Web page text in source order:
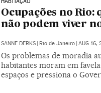
HABITAÇÃO
Ocupações no Rio:
não podem viver
SANNE DERKS | Rio de Janeiro | AUG 16,
Os problemas de moradia
habitantes moram em
espaços e pressiona o